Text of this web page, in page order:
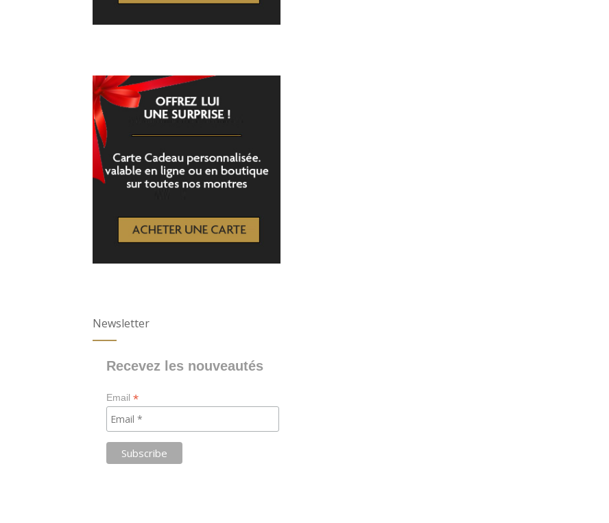
Newsletter
Recevez les nouveautés
Email*